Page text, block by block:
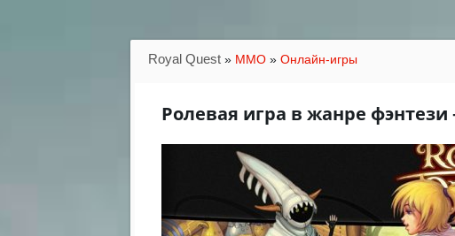
Royal Quest » MMO » Онлайн-игры
Ролевая игра в жанре